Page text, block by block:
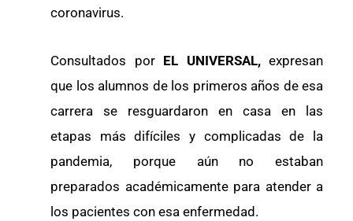
coronavirus.
Consultados por EL UNIVERSAL,expresan
que los alumnos de los primeros años de esa
carrera se resguardaron en casa en las
etapas más difíciles y complicadas de la
pandemia, porque aún no estaban
preparados académicamente para atender a
los pacientes con esa enfermedad.